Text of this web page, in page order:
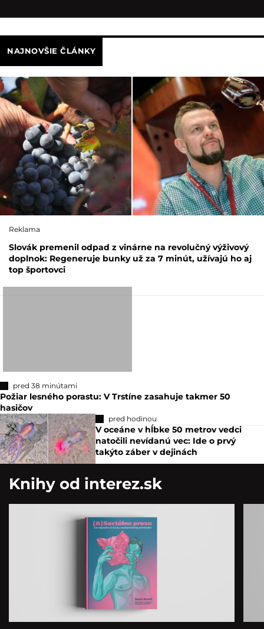
NAJNOVŠIE ČLÁNKY
Reklama
Slovák premenil odpad z vinárne na revolučný výživový
doplnok: Regeneruje bunky už za 7 minút, užívajú ho aj
top športovci
pred 38 minútami
Požiar lesného porastu: V Trstíne zasahuje takmer 50
hasičov
pred hodinou
V oceáne v hĺbke 50 metrov vedci
natočili nevídanú vec: Ide o prvý
takýto záber v dejinách
Knihy od interez.sk